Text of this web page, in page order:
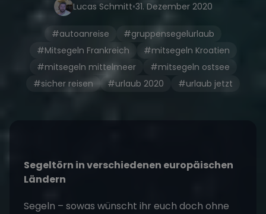
Lucas Schmitt•31. Dezember 2020
#autoanreise
#gruppensegelurlaub
#Mitsegeln Frankreich
#mitsegeln Kroatien
#mitsegeln mittelmeer
#mitsegeln ostsee
#sicher reisen
#urlaub 2020 #urlaub jetzt
Segeltörn in verschiedenen europäischen
Ländern
Segeln – sowas wünscht ihr euch doch ohne